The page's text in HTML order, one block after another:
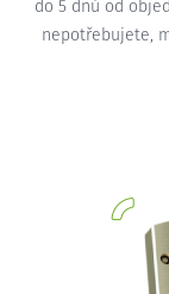
do 5 dnů od
nepotřebujete,